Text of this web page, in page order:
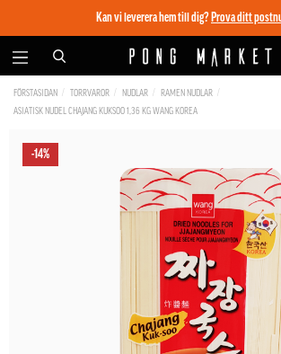
Kan vi leverera hem till dig? Prova ditt
FÖRSTASIDAN TORRVAROR NUDLAR
RAMEN NUDLAR
ASIATISK NUDEL CHAJANG KUKSOO 1,36 KG WANG KOREA
-14%